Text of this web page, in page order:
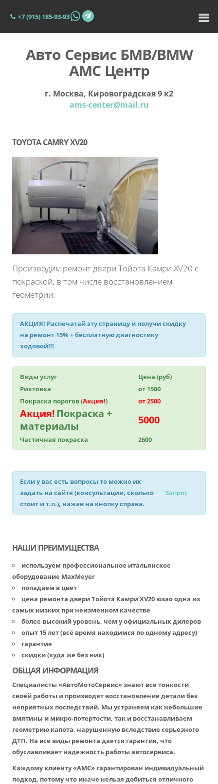
+7 (915) 185-93-93
Авто Сервис БМВ/BMW
АМС Центр
г. Москва, Кировоградская 9 к2
ams-center@mail.ru
TOYOTA CAMRY XV20
Производим ремонт двери Тойота Камри XV20 с
покраской, в том числе восстановлением
геометрии:
АКЦИЯ! Распечатай эту страницу и получискидку
на ремонт 15%+ бесплатную диагностику
ходовой!!!
Виды услуг
Цена (руб)
Рихтовка
от 1500
Покраска порогов (Акция!) от 2500
Акция!Покраска +
материалы
5000
Частичная покраска 2600
Если у вас есть вопросы то можно их
задать на сайте (консультации, сколько
стоит и т.п.), нажав на кнопку справа.
Запрос
НАШИ ПРЕИМУЩЕСТВА
используем профессиональное итальянское
оборудование MaxMeyer
попадаем в цвет
цена ремонта двери Тойота Камри XV20 юзао одна из
самых низких при неизменном качестве
более высокий уровень, чем у официальных дилеров
опыт 15 лет (всё время находимся по одному адресу)
гарантия
скидки (куда же без них)
ОБЩАЯ ИНФОРМАЦИЯ
Специалисты «АвтоМотоСервис» знают все тонкости
своей работы и производят восстановление детали без
неприятных последствий. Мы устраняем как небольшие
вмятины и микро-потертости, так и восстанавливаем
геометрию капота, нарушенную вследствие серьезного
ДТП. На все виды ремонта дается гарантия, что
обуславливает надежность работы автосервиса.
Каждому клиенту «АМС» гарантирован индивидуальный
подход, потому что иначе нельзя добиться отличного